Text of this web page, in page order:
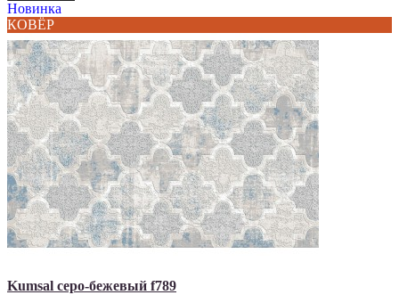
Новинка
КОВЁР
Kumsal серо-бежевый f789